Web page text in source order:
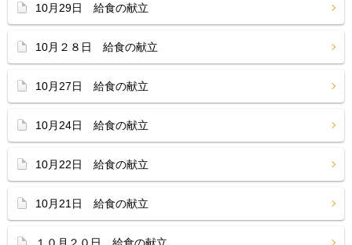
10月29日 給食の献立
10月２８日 給食の献立
10月27日 給食の献立
10月24日 給食の献立
10月22日 給食の献立
10月21日 給食の献立